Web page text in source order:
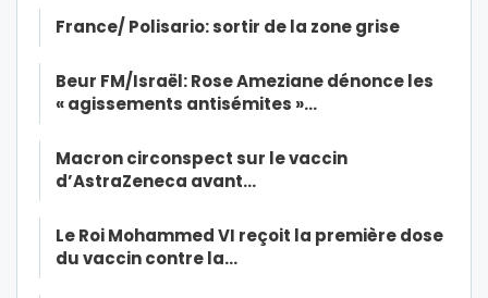
France/ Polisario: sortir de la zone grise
Beur FM/Israël: Rose Ameziane dénonce les
« agissements antisémites »…
Macron circonspect sur le vaccin
d’AstraZeneca avant…
Le Roi Mohammed VI reçoit la première dose
du vaccin contre la…